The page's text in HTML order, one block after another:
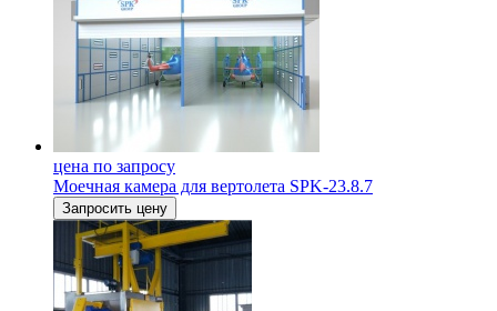
цена по запросу
Моечная камера для вертолета SPK-23.8.7
Запросить цену